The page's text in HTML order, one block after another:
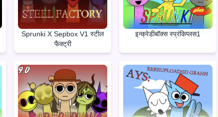
Sprunki X Sepbox V1 स्टील
फैक्ट्री
इन्क्रेडीबॉक्स स्प्रंकिप्लस1